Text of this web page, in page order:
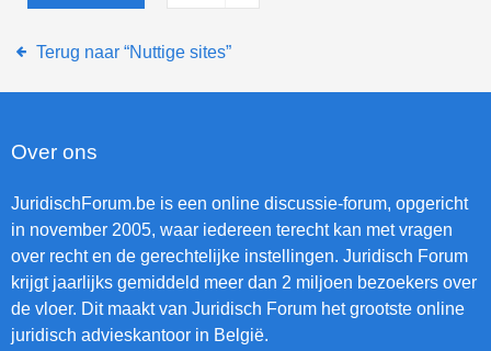
Terug naar “Nuttige sites”
Over ons
JuridischForum.be is een online discussie-forum, opgericht
in november 2005, waar iedereen terecht kan met vragen
over recht en de gerechtelijke instellingen. Juridisch Forum
krijgt jaarlijks gemiddeld meer dan 2 miljoen bezoekers over
de vloer. Dit maakt van Juridisch Forum het grootste online
juridisch advieskantoor in België.